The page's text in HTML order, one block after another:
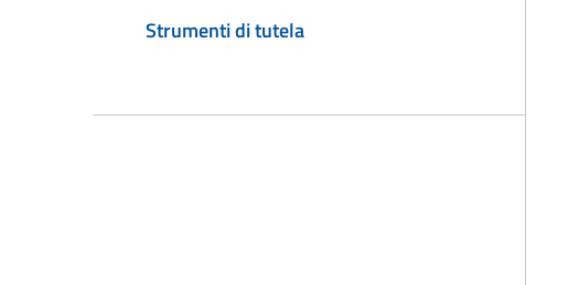
Strumenti di tutela